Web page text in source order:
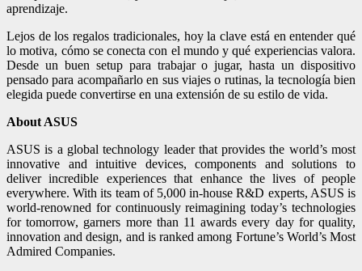
aprendizaje.
Lejos de los regalos tradicionales, hoy la clave está en entender qué
lo motiva, cómo se conecta con el mundo y qué experiencias valora.
Desde un buen setup para trabajar o jugar, hasta un dispositivo
pensado para acompañarlo en sus viajes o rutinas, la tecnología bien
elegida puede convertirse en una extensión de su estilo de vida.
About ASUS
ASUS is a global technology leader that provides the world’s most
innovative and intuitive devices, components and solutions to
deliver incredible experiences that enhance the lives of people
everywhere. With its team of 5,000 in-house R&D experts, ASUS is
world-renowned for continuously reimagining today’s technologies
for tomorrow, garners more than 11 awards every day for quality,
innovation and design, and is ranked among Fortune’s World’s Most
Admired Companies.